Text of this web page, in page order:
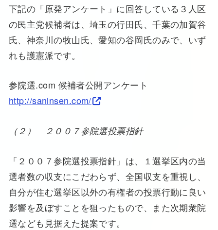
下記の「原発アンケート」に回答している３人区
の民主党候補者は、埼玉の行田氏、千葉の加賀谷
氏、神奈川の牧山氏、愛知の谷岡氏のみで、いず
れも護憲派です。
参院選.com 候補者公開アンケート
http://saninsen.com/
（２） ２００７参院選投票指針
「２００７参院選投票指針」は、１選挙区内の当
選者数の収支にこだわらず、全国収支を重視し、
自分が住む選挙区以外の有権者の投票行動に良い
影響を及ぼすことを狙ったもので、また次期衆院
選なども見据えた提案です。